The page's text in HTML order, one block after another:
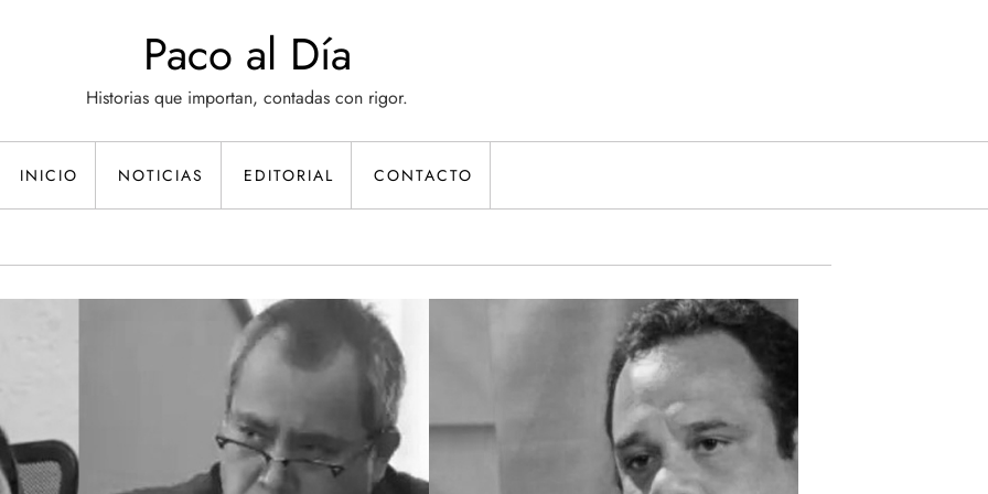
Paco al Día
Historias que importan, contadas con rigor.
INICIO NOTICIAS EDITORIAL CONTACTO